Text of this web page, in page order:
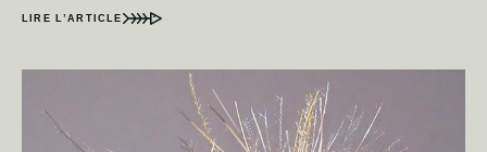
LIRE L’ARTICLE